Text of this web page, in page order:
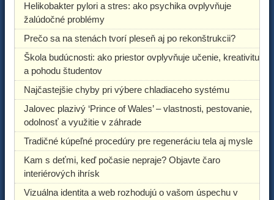
Helikobakter pylori a stres: ako psychika ovplyvňuje
žalúdočné problémy
Prečo sa na stenách tvorí pleseň aj po rekonštrukcii?
Škola budúcnosti: ako priestor ovplyvňuje učenie, kreativitu
a pohodu študentov
Najčastejšie chyby pri výbere chladiaceho systému
Jalovec plazivý ‘Prince of Wales’ – vlastnosti, pestovanie,
odolnosť a využitie v záhrade
Tradičné kúpeľné procedúry pre regeneráciu tela aj mysle
Kam s deťmi, keď počasie nepraje? Objavte čaro
interiérových ihrísk
Vizuálna identita a web rozhodujú o vašom úspechu v